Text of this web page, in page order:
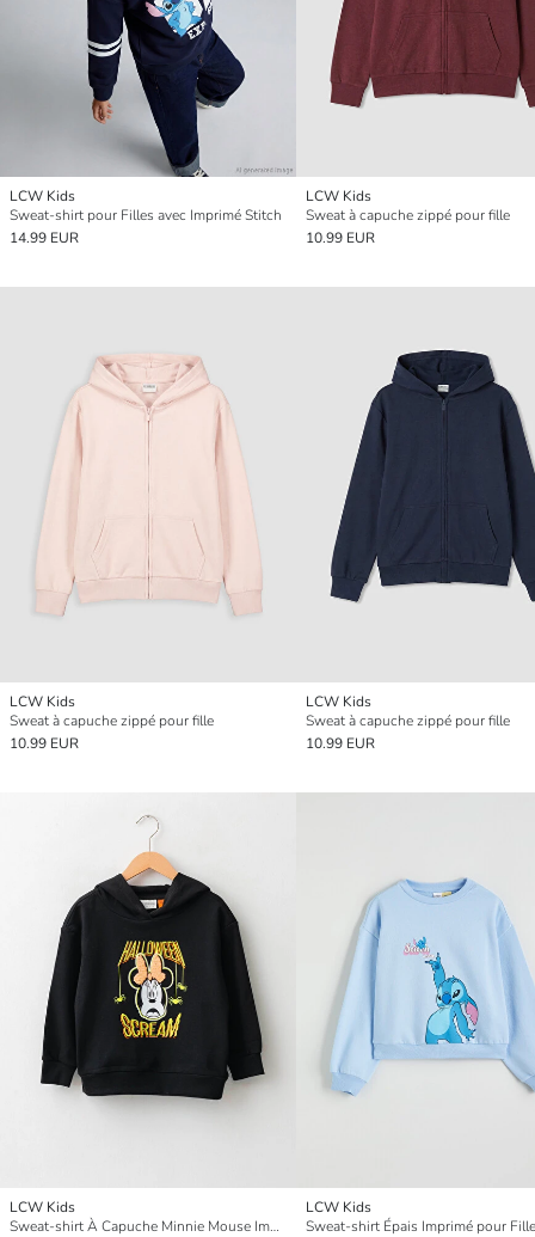
LCW Kids
Sweat-shirt pour Filles avec Imprimé Stitch
14.99 EUR
LCW Kids
Sweat à capuche zippé pour fille
10.99 EUR
LCW Kids
Sweat à capuche zippé pour fille
10.99 EUR
LCW Kids
Sweat à capuche zippé pour fille
10.99 EUR
LCW Kids
Sweat-shirt À Capuche Minnie Mouse Imprimé Manches Longues pour Filles
LCW Kids